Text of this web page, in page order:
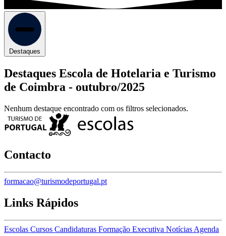
Destaques
Destaques Escola de Hotelaria e Turismo
de Coimbra - outubro/2025
Nenhum destaque encontrado com os filtros selecionados.
Contacto
formacao@turismodeportugal.pt
Links Rápidos
Escolas Cursos Candidaturas Formação Executiva Notícias Agenda